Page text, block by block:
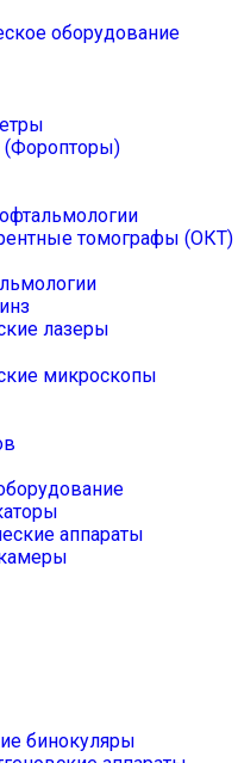
оборудование
(Форопторы)
томографы (ОКТ)
лазеры
микроскопы
аппараты
бинокуляры